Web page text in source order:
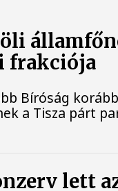
frakciója
Bíróság
a Tisza párt
lett